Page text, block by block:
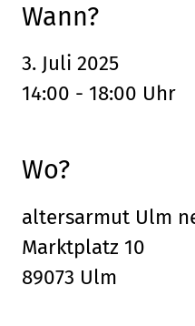
Wann?
3. Juli 2025
14:00 - 18:00 Uhr
Wo?
altersarmut Ulm
Marktplatz 10
89073 Ulm